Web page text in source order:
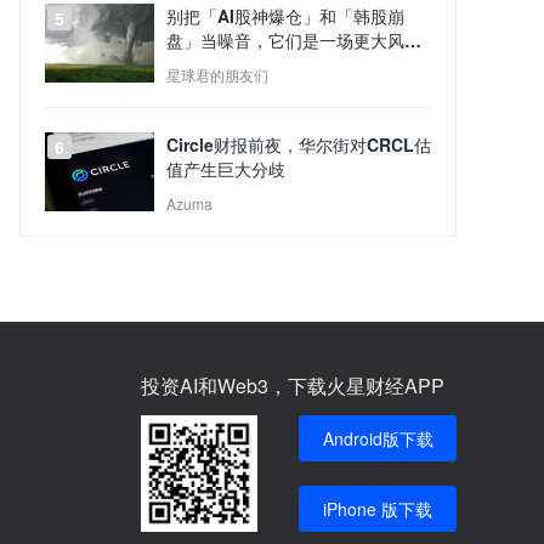
5
别把「AI股神爆仓」和「韩股崩
盘」当噪音，它们是一场更大风暴
的预演
星球君的朋友们
6
Circle财报前夜，华尔街对CRCL估
值产生巨大分歧
Azuma
投资AI和Web3，下载火星财经APP
Android版下载
iPhone 版下载